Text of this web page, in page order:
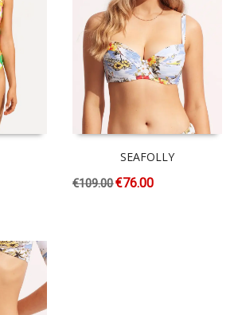
SEAFOLLY
€109.00€76.00